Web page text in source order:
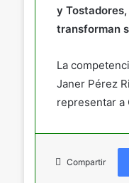
y
transforman
La
Janer Pérez
representar a
Compartir